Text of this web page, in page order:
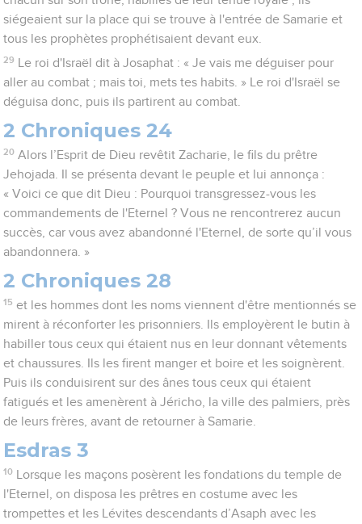
siégeaient sur la place qui se trouve à l'entrée de Samarie et
tous les prophètes prophétisaient devant eux.
29
Le roi d'Israël dit à Josaphat : « Je vais me déguiser pour
aller au combat ; mais toi, mets tes habits. » Le roi d'Israël se
déguisa donc, puis ils partirent au combat.
2 Chroniques 24
20 Alors l’Esprit de Dieu revêtit Zacharie, le fils du prêtre
Jehojada. Il se présenta devant le peuple et lui annonça :
« Voici ce que dit Dieu : Pourquoi transgressez-vous les
commandements de l'Eternel ? Vous ne rencontrerez aucun
succès, car vous avez abandonné l'Eternel, de sorte qu’il vous
abandonnera. »
2 Chroniques 28
15 et les hommes dont les noms viennent d'être mentionnés se
mirent à réconforter les prisonniers. Ils employèrent le butin à
habiller tous ceux qui étaient nus en leur donnant vêtements
et chaussures. Ils les firent manger et boire et les soignèrent.
Puis ils conduisirent sur des ânes tous ceux qui étaient
fatigués et les amenèrent à Jéricho, la ville des palmiers, près
de leurs frères, avant de retourner à Samarie.
Esdras 3
10
Lorsque les maçons posèrent les fondations du temple de
l'Eternel, on disposa les prêtres en costume avec les
trompettes et les Lévites descendants d’Asaph avec les